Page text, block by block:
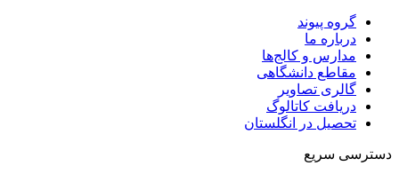
گروه پیوند
درباره ما
مدارس و کالج‌ها
مقاطع دانشگاهی
گالری تصاویر
دریافت کاتالوگ
تحصیل در انگلستان
دسترسی سریع